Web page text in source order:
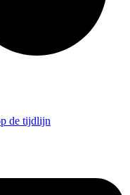
de tijdlijn